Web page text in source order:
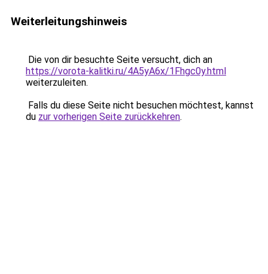
Weiterleitungshinweis
Die von dir besuchte Seite versucht, dich an
https://vorota-kalitki.ru/4A5yA6x/1Fhgc0y.html
weiterzuleiten.
Falls du diese Seite nicht besuchen möchtest, kannst
du zur vorherigen Seite zurückkehren.